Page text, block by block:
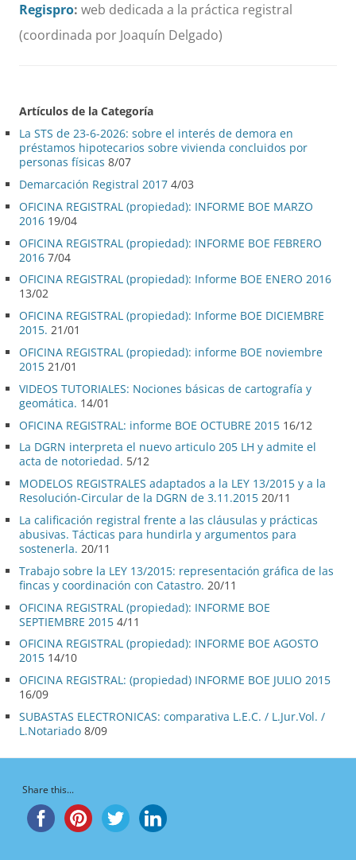
Regispro: web dedicada a la práctica registral
(coordinada por Joaquín Delgado)
Artículos de la Categoría
La STS de 23-6-2026: sobre el interés de demora en
préstamos hipotecarios sobre vivienda concluidos por
personas físicas 8/07
Demarcación Registral 2017 4/03
OFICINA REGISTRAL (propiedad): INFORME BOE MARZO
2016 19/04
OFICINA REGISTRAL (propiedad): INFORME BOE FEBRERO
2016 7/04
OFICINA REGISTRAL (propiedad): Informe BOE ENERO 2016
13/02
OFICINA REGISTRAL (propiedad): Informe BOE DICIEMBRE
2015. 21/01
OFICINA REGISTRAL (propiedad): informe BOE noviembre
2015 21/01
VIDEOS TUTORIALES: Nociones básicas de cartografía y
geomática. 14/01
OFICINA REGISTRAL: informe BOE OCTUBRE 2015 16/12
La DGRN interpreta el nuevo articulo 205 LH y admite el
acta de notoriedad. 5/12
MODELOS REGISTRALES adaptados a la LEY 13/2015 y a la
Resolución-Circular de la DGRN de 3.11.2015 20/11
La calificación registral frente a las cláusulas y prácticas
abusivas. Tácticas para hundirla y argumentos para
sostenerla. 20/11
Trabajo sobre la LEY 13/2015: representación gráfica de las
fincas y coordinación con Catastro. 20/11
OFICINA REGISTRAL (propiedad): INFORME BOE
SEPTIEMBRE 2015 4/11
OFICINA REGISTRAL (propiedad): INFORME BOE AGOSTO
2015 14/10
OFICINA REGISTRAL: (propiedad) INFORME BOE JULIO 2015
16/09
SUBASTAS ELECTRONICAS: comparativa L.E.C. / L.Jur.Vol. /
L.Notariado 8/09
Share this...